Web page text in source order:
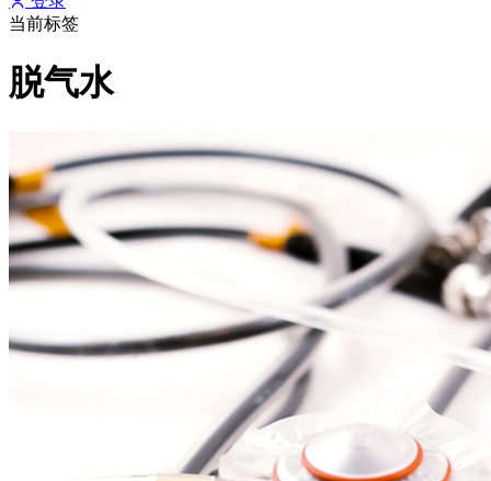
当前标签
脱气水